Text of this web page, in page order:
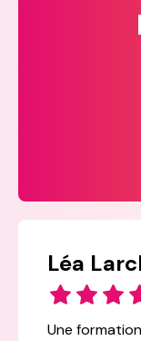
Léa
Une